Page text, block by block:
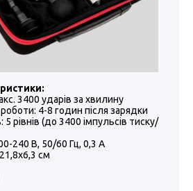
3400 ударів за хвилину
4-8 годин після зарядки
рівнів (до 3400 імпульсів тиску/
240 В, 50/60 Гц, 0,3 А
см